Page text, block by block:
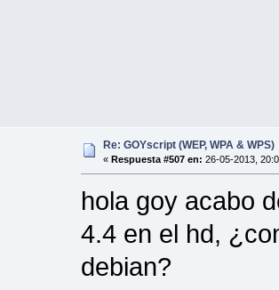
Re: GOYscript (WEP, WPA & WPS)
« Respuesta #507 en: 26-05-2013,
hola goy acabo
4.4 en el hd,
debian?